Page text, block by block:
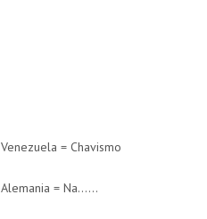
Venezuela = Chavismo
Alemania = Na……